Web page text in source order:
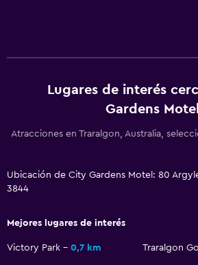
Áreas designadas para fumadores
Salud y seguridad
Cámaras CCTV en zonas comunes
Caja fuerte
Lugares de interés
Gardens Motel
Atracciones en Traralgon, Australia,
Ubicación de City Gardens Motel: 80
3844
Mejores lugares de interés
Victory Park 0,7 km Traralgon